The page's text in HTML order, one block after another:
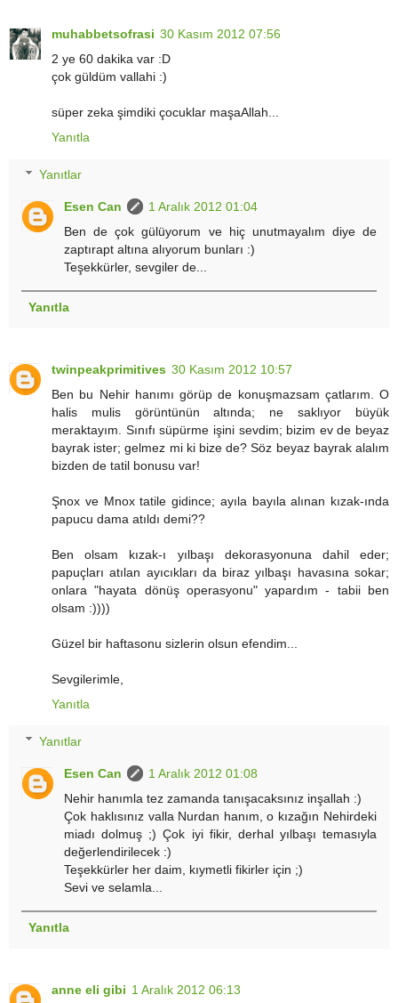
muhabbetsofrasi 30 Kasım 2012 07:56
2 ye 60 dakika var :D
çok güldüm vallahi :)
süper zeka şimdiki çocuklar maşaAllah...
Yanıtla
Yanıtlar
Esen Can
1 Aralık 2012 01:04
Ben de çok gülüyorum ve hiç unutmayalım diye de
zaptırapt altına alıyorum bunları :)
Teşekkürler, sevgiler de...
Yanıtla
twinpeakprimitives 30 Kasım 2012 10:57
Ben bu Nehir hanımı görüp de konuşmazsam çatlarım. O
halis mulis görüntünün altında; ne saklıyor büyük
meraktayım. Sınıfı süpürme işini sevdim; bizim ev de beyaz
bayrak ister; gelmez mi ki bize de? Söz beyaz bayrak alalım
bizden de tatil bonusu var!
Şnox ve Mnox tatile gidince; ayıla bayıla alınan kızak-ında
papucu dama atıldı demi??
Ben olsam kızak-ı yılbaşı dekorasyonuna dahil eder;
papuçları atılan ayıcıkları da biraz yılbaşı havasına sokar;
onlara "hayata dönüş operasyonu" yapardım - tabii ben
olsam :))))
Güzel bir haftasonu sizlerin olsun efendim...
Sevgilerimle,
Yanıtla
Yanıtlar
Esen Can
1 Aralık 2012 01:08
Nehir hanımla tez zamanda tanışacaksınız inşallah :)
Çok haklısınız valla Nurdan hanım, o kızağın Nehirdeki
miadı dolmuş ;) Çok iyi fikir, derhal yılbaşı temasıyla
değerlendirilecek :)
Teşekkürler her daim, kıymetli fikirler için ;)
Sevi ve selamla...
Yanıtla
anne eli gibi 1 Aralık 2012 06:13